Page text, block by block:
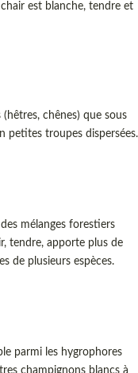
est blanche, tendre et
chênes) que sous
petites troupes dispersées.
mélanges forestiers
tendre, apporte plus de
de plusieurs espèces.
parmi les hygrophores
champignons blancs à